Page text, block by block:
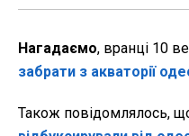
Нагадаємо, вранці 10
забрати з акваторії
Також повідомлялось,